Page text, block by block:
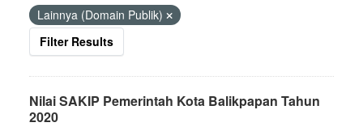
Lainnya (Domain Publik)
Filter Results
Nilai SAKIP Pemerintah Kota Balikpapan Tahun
2020